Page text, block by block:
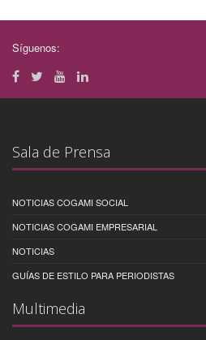
Síguenos:
Sala de Prensa
NOTICIAS COGAMI SOCIAL
NOTICIAS COGAMI EMPRESARIAL
NOTICIAS
GUÍAS DE ESTILO PARA PERIODISTAS
Multimedia